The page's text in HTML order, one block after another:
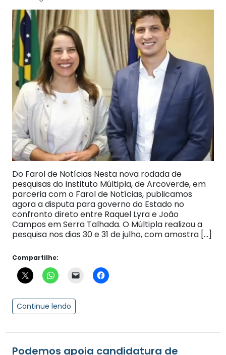
Do Farol de Notícias Nesta nova rodada de
pesquisas do Instituto Múltipla, de Arcoverde, em
parceria com o Farol de Notícias, publicamos
agora a disputa para governo do Estado no
confronto direto entre Raquel Lyra e João
Campos em Serra Talhada. O Múltipla realizou a
pesquisa nos dias 30 e 31 de julho, com amostra […]
Compartilhe:
Continue lendo
Podemos apoia candidatura de